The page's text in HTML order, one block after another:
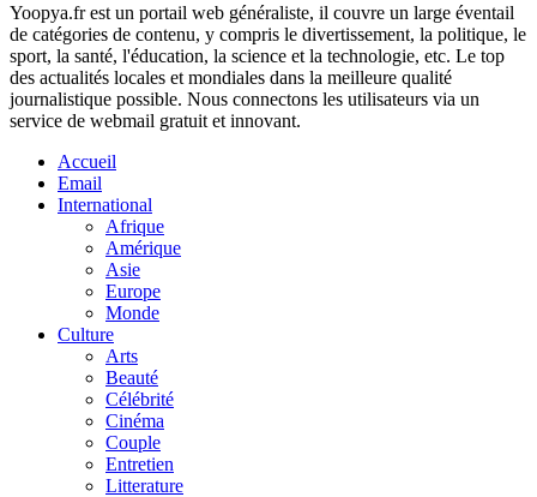
Yoopya.fr est un portail web généraliste, il couvre un large éventail
de catégories de contenu, y compris le divertissement, la politique, le
sport, la santé, l'éducation, la science et la technologie, etc. Le top
des actualités locales et mondiales dans la meilleure qualité
journalistique possible. Nous connectons les utilisateurs via un
service de webmail gratuit et innovant.
Accueil
Email
International
Afrique
Amérique
Asie
Europe
Monde
Culture
Arts
Beauté
Célébrité
Cinéma
Couple
Entretien
Litterature